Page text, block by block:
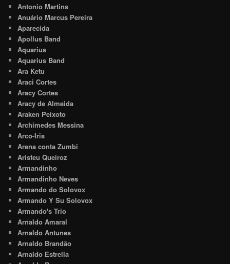
Antonio Martins
Anuário Marcus Pereira
Aparecida
Apollus Band
Aquarius
Aquarius Band
Ara Ketu
Araci Cortes
Aracy Cortes
Aracy de Almeida
Araken Peixoto
Archimedes Messina
Arco-Iris
Arena conta Zumbi
Aristeu Queiroz
Armandinho
Armandinho Neves
Armando do Solovox
Armando Y Su Solovox
Armando's Trio
Arnaldo Amaral
Arnaldo Antunes
Arnaldo Brandão
Arnaldo Estrella